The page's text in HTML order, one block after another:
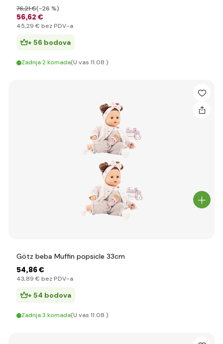
56,62 €
76,21 €(-26 %)
45,29 € bez PDV-a
+ 56 bodova
Zadnja 2 komada(U vas 11.08.)
Götz beba Muffin popsicle 33cm
54,86 €
43,89 € bez PDV-a
+ 54 bodova
Zadnja 3 komada(U vas 11.08.)